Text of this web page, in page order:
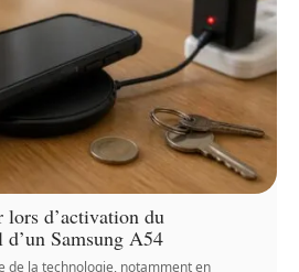
lors d’activation du
Samsung A54
de la technologie, notamment en